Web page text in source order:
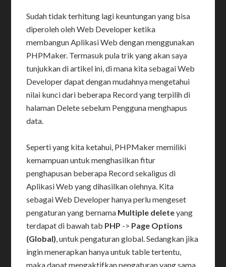
Sudah tidak terhitung lagi keuntungan yang bisa
diperoleh oleh Web Developer ketika
membangun Aplikasi Web dengan menggunakan
PHPMaker. Termasuk pula trik yang akan saya
tunjukkan di artikel ini, di mana kita sebagai Web
Developer dapat dengan mudahnya mengetahui
nilai kunci dari beberapa Record yang terpilih di
halaman Delete sebelum Pengguna menghapus
data.
Seperti yang kita ketahui, PHPMaker memiliki
kemampuan untuk menghasilkan fitur
penghapusan beberapa Record sekaligus di
Aplikasi Web yang dihasilkan olehnya. Kita
sebagai Web Developer hanya perlu mengeset
pengaturan yang bernama Multiple deleteyang
terdapat di bawah tab PHP -> Page Options
(Global), untuk pengaturan global. Sedangkan jika
ingin menerapkan hanya untuk table tertentu,
maka dapat mengaktifkan pengaturan yang sama